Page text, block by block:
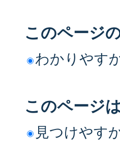
このページ
わかりやす
このページ
見つけやす